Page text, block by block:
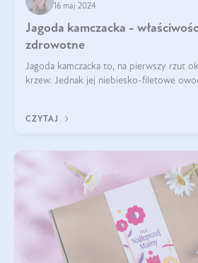
16 maj 2024
Jagoda kamczacka -
zdrowotne
Jagoda kamczacka to, na pierwszy rzut
krzew. Jednak jej niebiesko-filetowe
CZYTAJ